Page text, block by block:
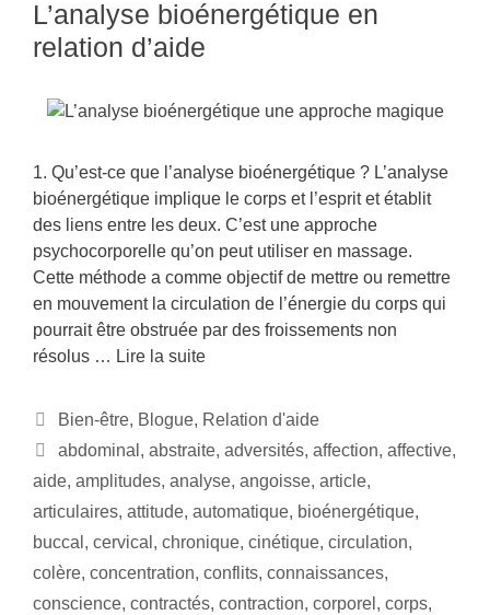
L’analyse bioénergétique en
relation d’aide
1. Qu’est-ce que l’analyse bioénergétique ? L’analyse
bioénergétique implique le corps et l’esprit et établit
des liens entre les deux. C’est une approche
psychocorporelle qu’on peut utiliser en massage.
Cette méthode a comme objectif de mettre ou remettre
en mouvement la circulation de l’énergie du corps qui
pourrait être obstruée par des froissements non
résolus … Lire la suite
Bien-être, Blogue, Relation d'aide
abdominal , abstraite, adversités, affection, affective,
aide, amplitudes, analyse, angoisse, article,
articulaires, attitude, automatique, bioénergétique,
buccal , cervical , chronique, cinétique, circulation,
colère, concentration, conflits, connaissances,
conscience, contractés, contraction, corporel , corps,